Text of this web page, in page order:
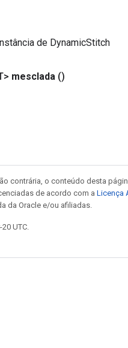
de DynamicStitch
mesclada ()
contrária, o conteúdo desta
de acordo com a Licença
da Oracle e/ou afiliadas.
UTC.